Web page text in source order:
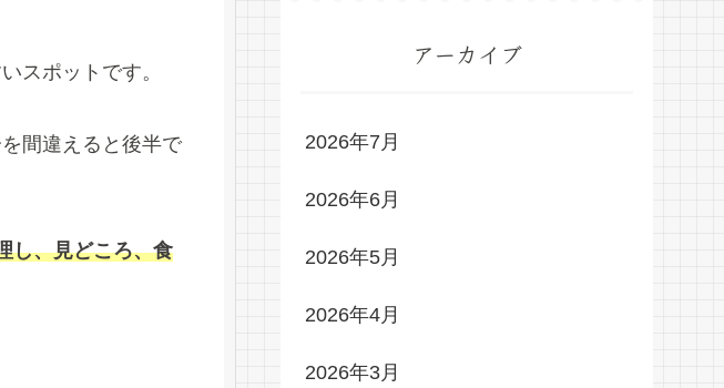
スポットです。
間違えると後半で
し、見どころ、食
アーカイブ
2026年7月
2026年6月
2026年5月
2026年4月
2026年3月